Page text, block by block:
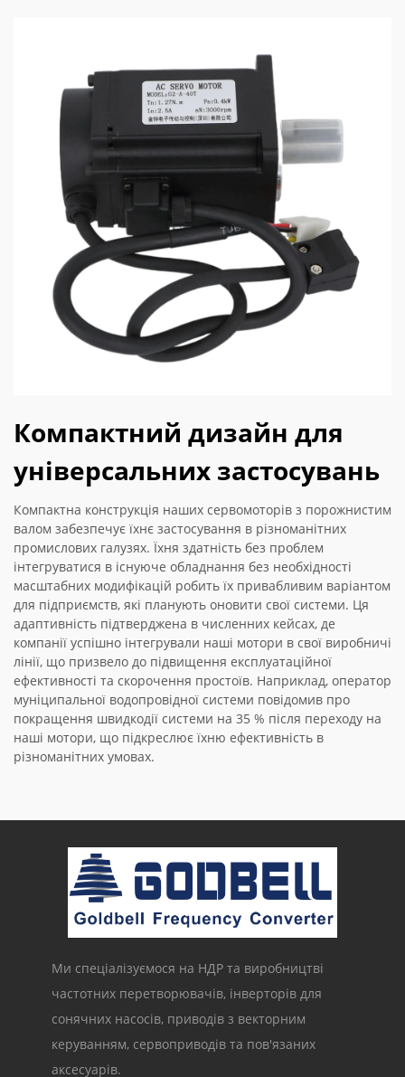
Компактний дизайн для
універсальних застосувань
Компактна конструкція наших сервомоторів з порожнистим
валом забезпечує їхнє застосування в різноманітних
промислових галузях. Їхня здатність без проблем
інтегруватися в існуюче обладнання без необхідності
масштабних модифікацій робить їх привабливим варіантом
для підприємств, які планують оновити свої системи. Ця
адаптивність підтверджена в численних кейсах, де
компанії успішно інтегрували наші мотори в свої виробничі
лінії, що призвело до підвищення експлуатаційної
ефективності та скорочення простоїв. Наприклад, оператор
муніципальної водопровідної системи повідомив про
покращення швидкодії системи на 35 % після переходу на
наші мотори, що підкреслює їхню ефективність в
різноманітних умовах.
Ми спеціалізуємося на НДР та виробництві
частотних перетворювачів, інверторів для
сонячних насосів, приводів з векторним
керуванням, сервоприводів та пов'язаних
аксесуарів.